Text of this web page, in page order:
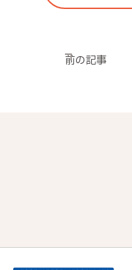
前の記事